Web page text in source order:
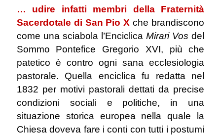
… udire infatti membri della Fraternità
Sacerdotale di San Pio Xche brandiscono
come una sciabola l’EnciclicaMirari Vos del
Sommo Pontefice Gregorio XVI, più che
patetico è contro ogni sana ecclesiologia
pastorale. Quella enciclica fu redatta nel
1832 per motivi pastorali dettati da precise
condizioni sociali e politiche, in una
situazione storica europea nella quale la
Chiesa doveva fare i conti con tutti i postumi